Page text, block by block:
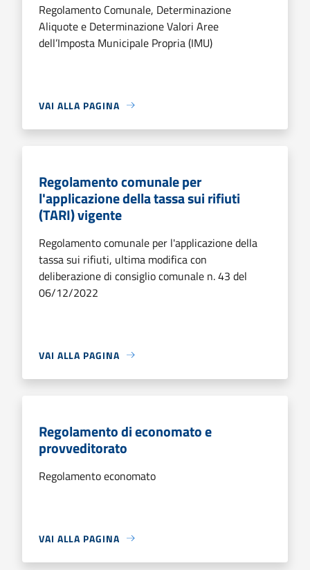
Regolamento Comunale, Determinazione
Aliquote e Determinazione Valori Aree
dell’Imposta Municipale Propria (IMU)
VAI ALLA PAGINA
Regolamento comunale per
l'applicazione della tassa sui rifiuti
(TARI) vigente
Regolamento comunale per l'applicazione della
tassa sui rifiuti, ultima modifica con
deliberazione di consiglio comunale n. 43 del
06/12/2022
VAI ALLA PAGINA
Regolamento di economato e
provveditorato
Regolamento economato
VAI ALLA PAGINA